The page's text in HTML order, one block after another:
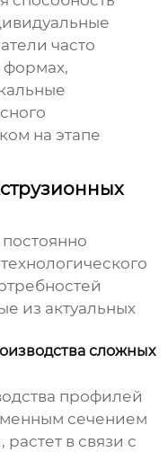
часто
формах,
на этапе
из актуальных
сложных
профилей
сечением
в связи с